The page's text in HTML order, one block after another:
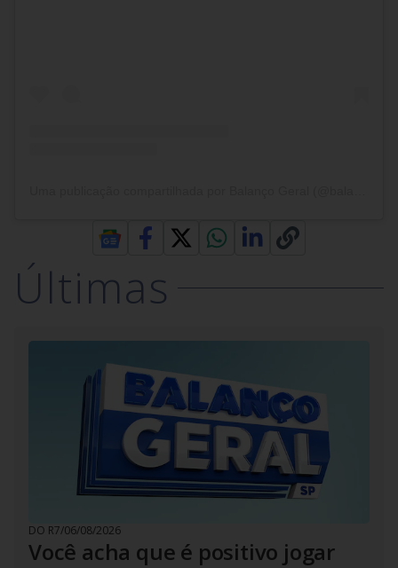
Últimas
DO R7/06/08/2026
Você acha que é positivo jogar